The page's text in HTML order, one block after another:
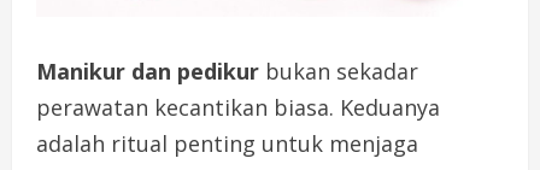
Manikur dan pedikur bukan sekadar
perawatan kecantikan biasa. Keduanya
adalah ritual penting untuk menjaga